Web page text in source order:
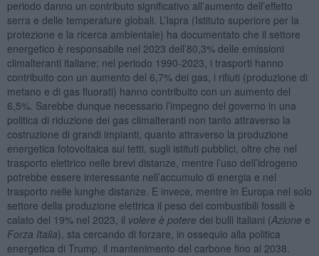
periodo danno un contributo significativo all’aumento dell’effetto
serra e delle temperature globali. L’Ispra (Istituto superiore per la
protezione e la ricerca ambientale) ha documentato che il settore
energetico è responsabile nel 2023 dell’80,3% delle emissioni
climalteranti italiane; nel periodo 1990-2023, i trasporti hanno
contribuito con un aumento del 6,7% dei gas, i rifiuti (produzione di
metano e di gas fluorati) hanno contribuito con un aumento del
6,5%. Sarebbe dunque necessario l’impegno del governo in una
politica di riduzione dei gas climalteranti non tanto attraverso la
costruzione di grandi impianti, quanto attraverso la produzione
energetica fotovoltaica sui tetti, sugli istituti pubblici, oltre che nel
trasporto elettrico nelle brevi distanze, mentre l’uso dell’idrogeno
potrebbe essere interessante nell’accumulo di energia e nel
trasporto nelle lunghe distanze. E invece, mentre in Europa nel solo
settore della produzione elettrica il peso dei combustibili fossili è
calato del 19% nel 2023, il volere è potere dei bulli italiani (Azione e
Forza Italia), sta cercando di forzare, in ossequio alla politica
energetica di Trump, il mantenimento del carbone fino al 2038.